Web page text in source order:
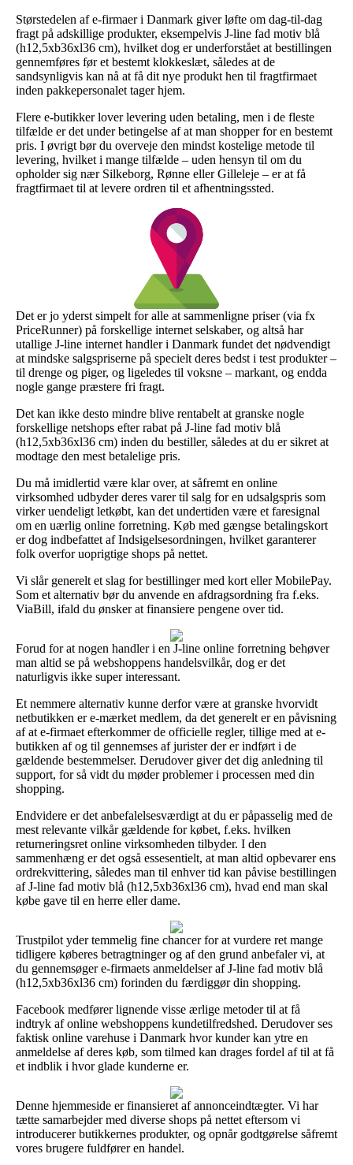
Størstedelen af e-firmaer i Danmark giver løfte om dag-til-dag
fragt på adskillige produkter, eksempelvis J-line fad motiv blå
(h12,5xb36xl36 cm), hvilket dog er underforstået at bestillingen
gennemføres før et bestemt klokkeslæt, således at de
sandsynligvis kan nå at få dit nye produkt hen til fragtfirmaet
inden pakkepersonalet tager hjem.
Flere e-butikker lover levering uden betaling, men i de fleste
tilfælde er det under betingelse af at man shopper for en bestemt
pris. I øvrigt bør du overveje den mindst kostelige metode til
levering, hvilket i mange tilfælde – uden hensyn til om du
opholder sig nær Silkeborg, Rønne eller Gilleleje – er at få
fragtfirmaet til at levere ordren til et afhentningssted.
Det er jo yderst simpelt for alle at sammenligne priser (via fx
PriceRunner) på forskellige internet selskaber, og altså har
utallige J-line internet handler i Danmark fundet det nødvendigt
at mindske salgspriserne på specielt deres bedst i test produkter –
til drenge og piger, og ligeledes til voksne – markant, og endda
nogle gange præstere fri fragt.
Det kan ikke desto mindre blive rentabelt at granske nogle
forskellige netshops efter rabat på J-line fad motiv blå
(h12,5xb36xl36 cm) inden du bestiller, således at du er sikret at
modtage den mest betalelige pris.
Du må imidlertid være klar over, at såfremt en online
virksomhed udbyder deres varer til salg for en udsalgspris som
virker uendeligt letkøbt, kan det undertiden være et faresignal
om en uærlig online forretning. Køb med gængse betalingskort
er dog indbefattet af Indsigelsesordningen, hvilket garanterer
folk overfor uoprigtige shops på nettet.
Vi slår generelt et slag for bestillinger med kort eller MobilePay.
Som et alternativ bør du anvende en afdragsordning fra f.eks.
ViaBill, ifald du ønsker at finansiere pengene over tid.
Forud for at nogen handler i en J-line online forretning behøver
man altid se på webshoppens handelsvilkår, dog er det
naturligvis ikke super interessant.
Et nemmere alternativ kunne derfor være at granske hvorvidt
netbutikken er e-mærket medlem, da det generelt er en påvisning
af at e-firmaet efterkommer de officielle regler, tillige med at e-
butikken af og til gennemses af jurister der er indført i de
gældende bestemmelser. Derudover giver det dig anledning til
support, for så vidt du møder problemer i processen med din
shopping.
Endvidere er det anbefalelsesværdigt at du er påpasselig med de
mest relevante vilkår gældende for købet, f.eks. hvilken
returneringsret online virksomheden tilbyder. I den
sammenhæng er det også essesentielt, at man altid opbevarer ens
ordrekvittering, således man til enhver tid kan påvise bestillingen
af J-line fad motiv blå (h12,5xb36xl36 cm), hvad end man skal
købe gave til en herre eller dame.
Trustpilot yder temmelig fine chancer for at vurdere ret mange
tidligere køberes betragtninger og af den grund anbefaler vi, at
du gennemsøger e-firmaets anmeldelser af J-line fad motiv blå
(h12,5xb36xl36 cm) forinden du færdiggør din shopping.
Facebook medfører lignende visse ærlige metoder til at få
indtryk af online webshoppens kundetilfredshed. Derudover ses
faktisk online varehuse i Danmark hvor kunder kan ytre en
anmeldelse af deres køb, som tilmed kan drages fordel af til at få
et indblik i hvor glade kunderne er.
Denne hjemmeside er finansieret af annonceindtægter. Vi har
tætte samarbejder med diverse shops på nettet eftersom vi
introducerer butikkernes produkter, og opnår godtgørelse såfremt
vores brugere fuldfører en handel.